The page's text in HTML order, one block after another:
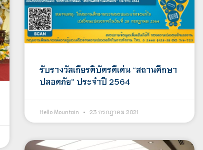
รับรางวัลเกียรติบัตรดีเด่น “สถานศึกษา
ปลอดภัย” ประจำปี 2564
Hello Mountain 23 กรกฎาคม 2021